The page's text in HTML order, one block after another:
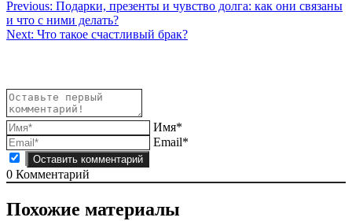
Навигация
по
Previous: Подарки, презенты и чувство долга: как они связаны
и что с ними делать?
Next: Что такое счастливый брак?
Имя*
Email*
0 Комментарий
Похожие материалы